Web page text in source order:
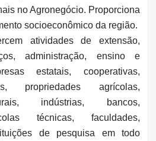
no Agronegócio. Proporciona
socioeconômico da região.
atividades de extensão,
administração, ensino e
estatais, cooperativas,
propriedades agrícolas,
indústrias, bancos,
técnicas, faculdades,
de pesquisa em todo